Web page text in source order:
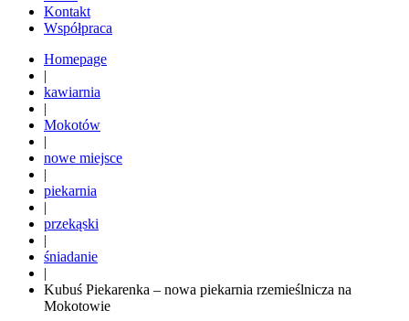
Kontakt
Współpraca
Homepage
|
kawiarnia
|
Mokotów
|
nowe miejsce
|
piekarnia
|
przekąski
|
śniadanie
|
Kubuś Piekarenka – nowa piekarnia rzemieślnicza na
Mokotowie